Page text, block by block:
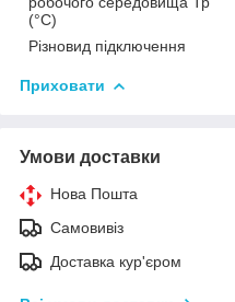
(°С)
Різновид підключення
Приховати
Умови доставки
Нова Пошта
Самовивіз
Доставка кур'єром